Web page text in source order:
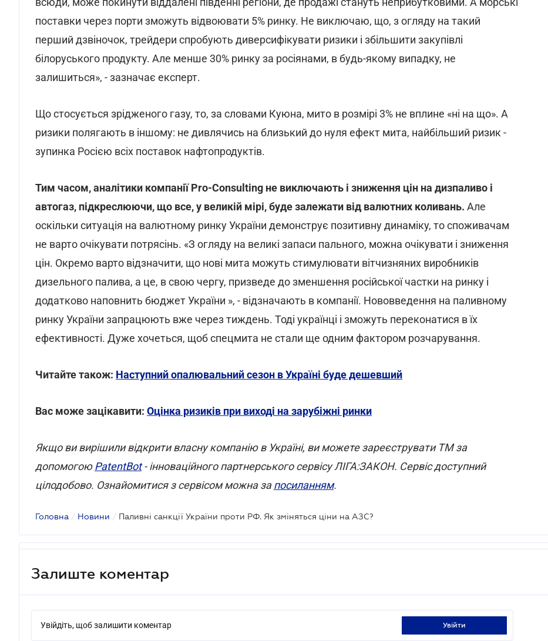
поставки через порти зможуть відвоювати 5% ринку. Не виключаю, що, з огляду на такий
перший дзвіночок, трейдери спробують диверсифікувати ризики і збільшити закупівлі
білоруського продукту. Але менше 30% ринку за росіянами, в будь-якому випадку, не
залишиться», - зазначає експерт.
Що стосується зрідженого газу, то, за словами Куюна, мито в розмірі 3% не вплине «ні на що». А
ризики полягають в іншому: не дивлячись на близький до нуля ефект мита, найбільший ризик -
зупинка Росією всіх поставок нафтопродуктів.
Тим часом, аналітики компанії Pro-Consulting не виключають і зниження цін на дизпаливо і
автогаз, підкреслюючи, що все, у великій мірі, буде залежати від валютних коливань. Але
оскільки ситуація на валютному ринку України демонструє позитивну динаміку, то споживачам
не варто очікувати потрясінь. «З огляду на великі запаси пального, можна очікувати і зниження
цін. Окремо варто відзначити, що нові мита можуть стимулювати вітчизняних виробників
дизельного палива, а це, в свою чергу, призведе до зменшення російської частки на ринку і
додатково наповнить бюджет України », - відзначають в компанії. Нововведення на паливному
ринку України запрацюють вже через тиждень. Тоді українці і зможуть переконатися в їх
ефективності. Дуже хочеться, щоб спецмита не стали ще одним фактором розчарування.
Читайте також: Наступний опалювальний сезон в Україні буде дешевший
Вас може зацікавити: Оцінка ризиків при виході на зарубіжні ринки
Якщо ви вирішили відкрити власну компанію в Україні, ви можете зареєструвати ТМ за
допомогоюPatentBot- інноваційного партнерського сервісу ЛІГА:ЗАКОН. Сервіс доступний
цілодобово. Ознайомитися з сервісом можна запосиланням.
Головна / Новини / Паливні санкції України проти РФ. Як зміняться ціни на АЗС?
Залиште коментар
Увійдіть, щоб залишити коментар увійти